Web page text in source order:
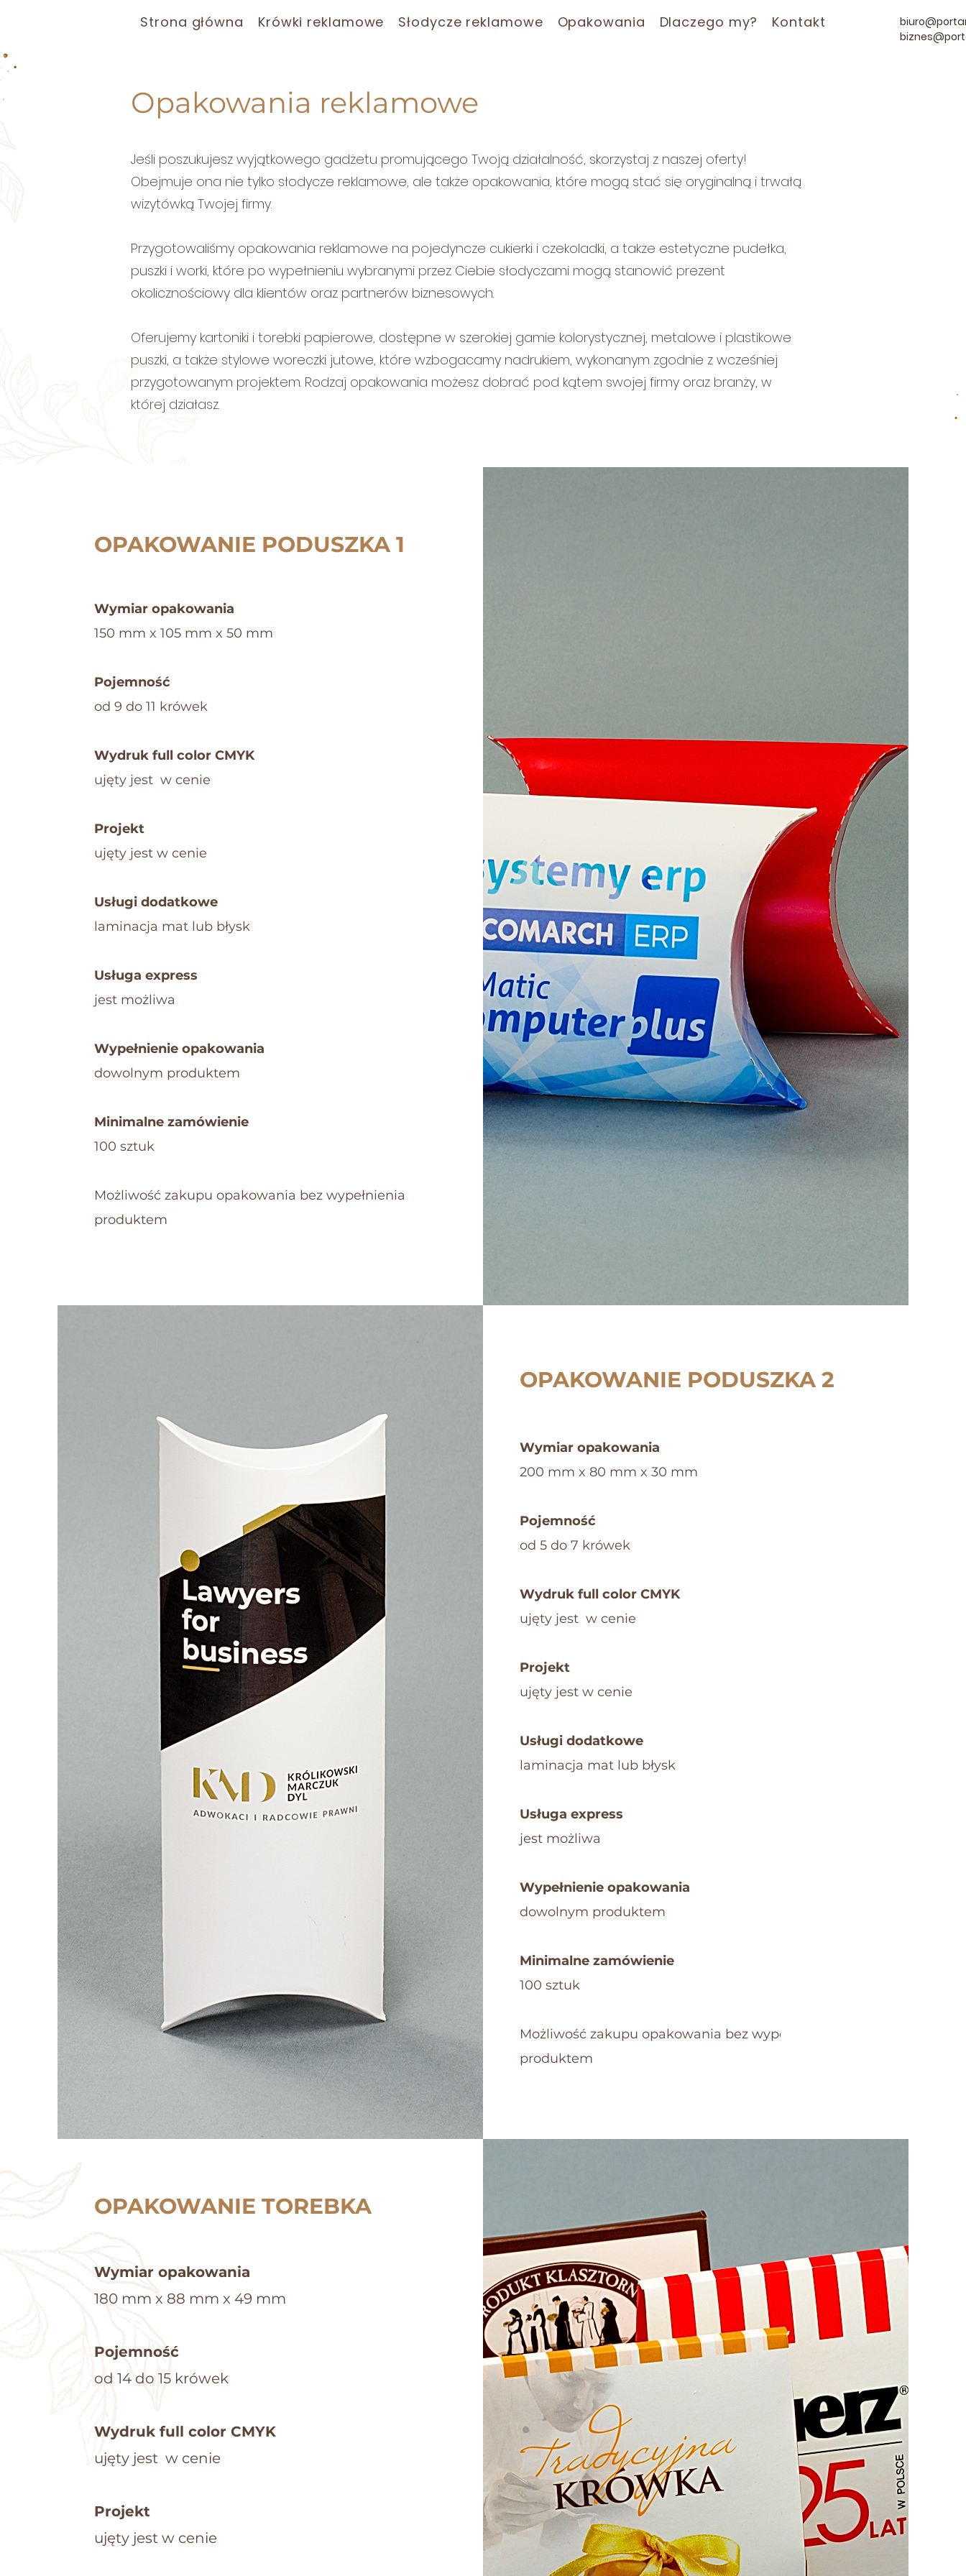
Strona główna Krówki reklamowe Słodycze reklamowe Opakowania Dlaczego my? Kontakt
Opakowania reklamowe
Jeśli poszukujesz wyjątkowego gadżetu promującego Twoją działalność, skorzystaj z naszej oferty!
Obejmuje ona nie tylko słodycze reklamowe, ale także opakowania, które mogą stać się oryginalną i trwałą
wizytówką Twojej firmy.
Przygotowaliśmy opakowania reklamowe na pojedyncze cukierki i czekoladki, a także estetyczne pudełka,
puszki i worki, które po wypełnieniu wybranymi przez Ciebie słodyczami mogą stanowić prezent
okolicznościowy dla klientów oraz partnerów biznesowych.
Oferujemy kartoniki i torebki papierowe, dostępne w szerokiej gamie kolorystycznej, metalowe i plastikowe
puszki, a także stylowe woreczki jutowe, które wzbogacamy nadrukiem, wykonanym zgodnie z wcześniej
przygotowanym projektem. Rodzaj opakowania możesz dobrać pod kątem swojej firmy oraz branży, w
której działasz.
OPAKOWANIE PODUSZKA 1
Wymiar opakowania​
150 mm x 105 mm x 50 mm
Pojemność
od 9 do 11 krówek
Wydruk full color CMYK
ujęty jest w cenie
Projekt
​ujęty jest w cenie
Usługi dodatkowe
laminacja mat lub błysk
Usługa express
jest możliwa
Wypełnienie opakowania
dowolnym produktem
Minimalne zamówienie
100 sztuk
Możliwość zakupu opakowania bez wypełnienia
produktem
OPAKOWANIE PODUSZKA 2
Wymiar opakowania​
200 mm x 80 mm x 30 mm
Pojemność
od 5 do 7 krówek
Wydruk full color CMYK
ujęty jest w cenie
Projekt
​ujęty jest w cenie
Usługi dodatkowe
laminacja mat lub błysk
Usługa express
jest możliwa
Wypełnienie opakowania
dowolnym produktem
Minimalne zamówienie
100 sztuk
Możliwość zakupu opakowania bez wypełnienia
produktem
OPAKOWANIE TOREBKA
Wymiar opakowania​
180 mm x 88 mm x 49 mm
Pojemność
od 14 do 15 krówek
Wydruk full color CMYK
ujęty jest w cenie
Projekt
​ujęty jest w cenie